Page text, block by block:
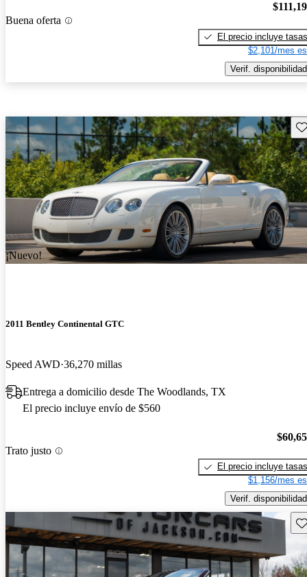
Buena oferta
El precio incluye tasas
$2,101/mes
Verif. disponibilidad
¡Nuevo!
2011 Bentley Continental GTC
Speed AWD 36,270 millas
Entrega a domicilio desde The Woodlands, TX
El precio incluye envío de $560
Trato justo
El precio incluye tasas
$1,156/mes
Verif. disponibilidad